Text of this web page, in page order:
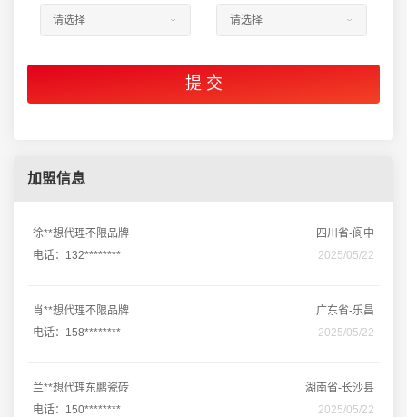
加盟信息
徐**想代理不限品牌
四川省-阆中
电话：132********
2025/05/22
肖**想代理不限品牌
广东省-乐昌
电话：158********
2025/05/22
兰**想代理东鹏瓷砖
湖南省-长沙县
电话：150********
2025/05/22